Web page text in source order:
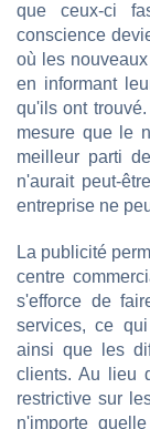
que ceux-ci
conscience
où les
en informant
qu'ils ont
mesure que le
meilleur parti
n'aurait peut-
entreprise ne
La publicité
centre
s'efforce de
services, ce
ainsi que les
clients. Au lieu
restrictive sur
n'importe